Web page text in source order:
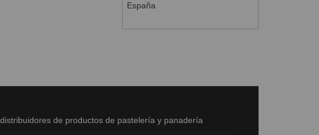
España
de productos de pastelería y panadería